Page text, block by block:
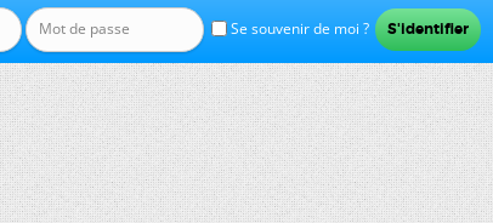
Se souvenir de moi ?